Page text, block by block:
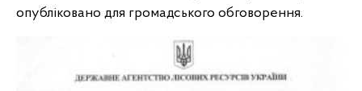
опубліковано для громадського обговорення.